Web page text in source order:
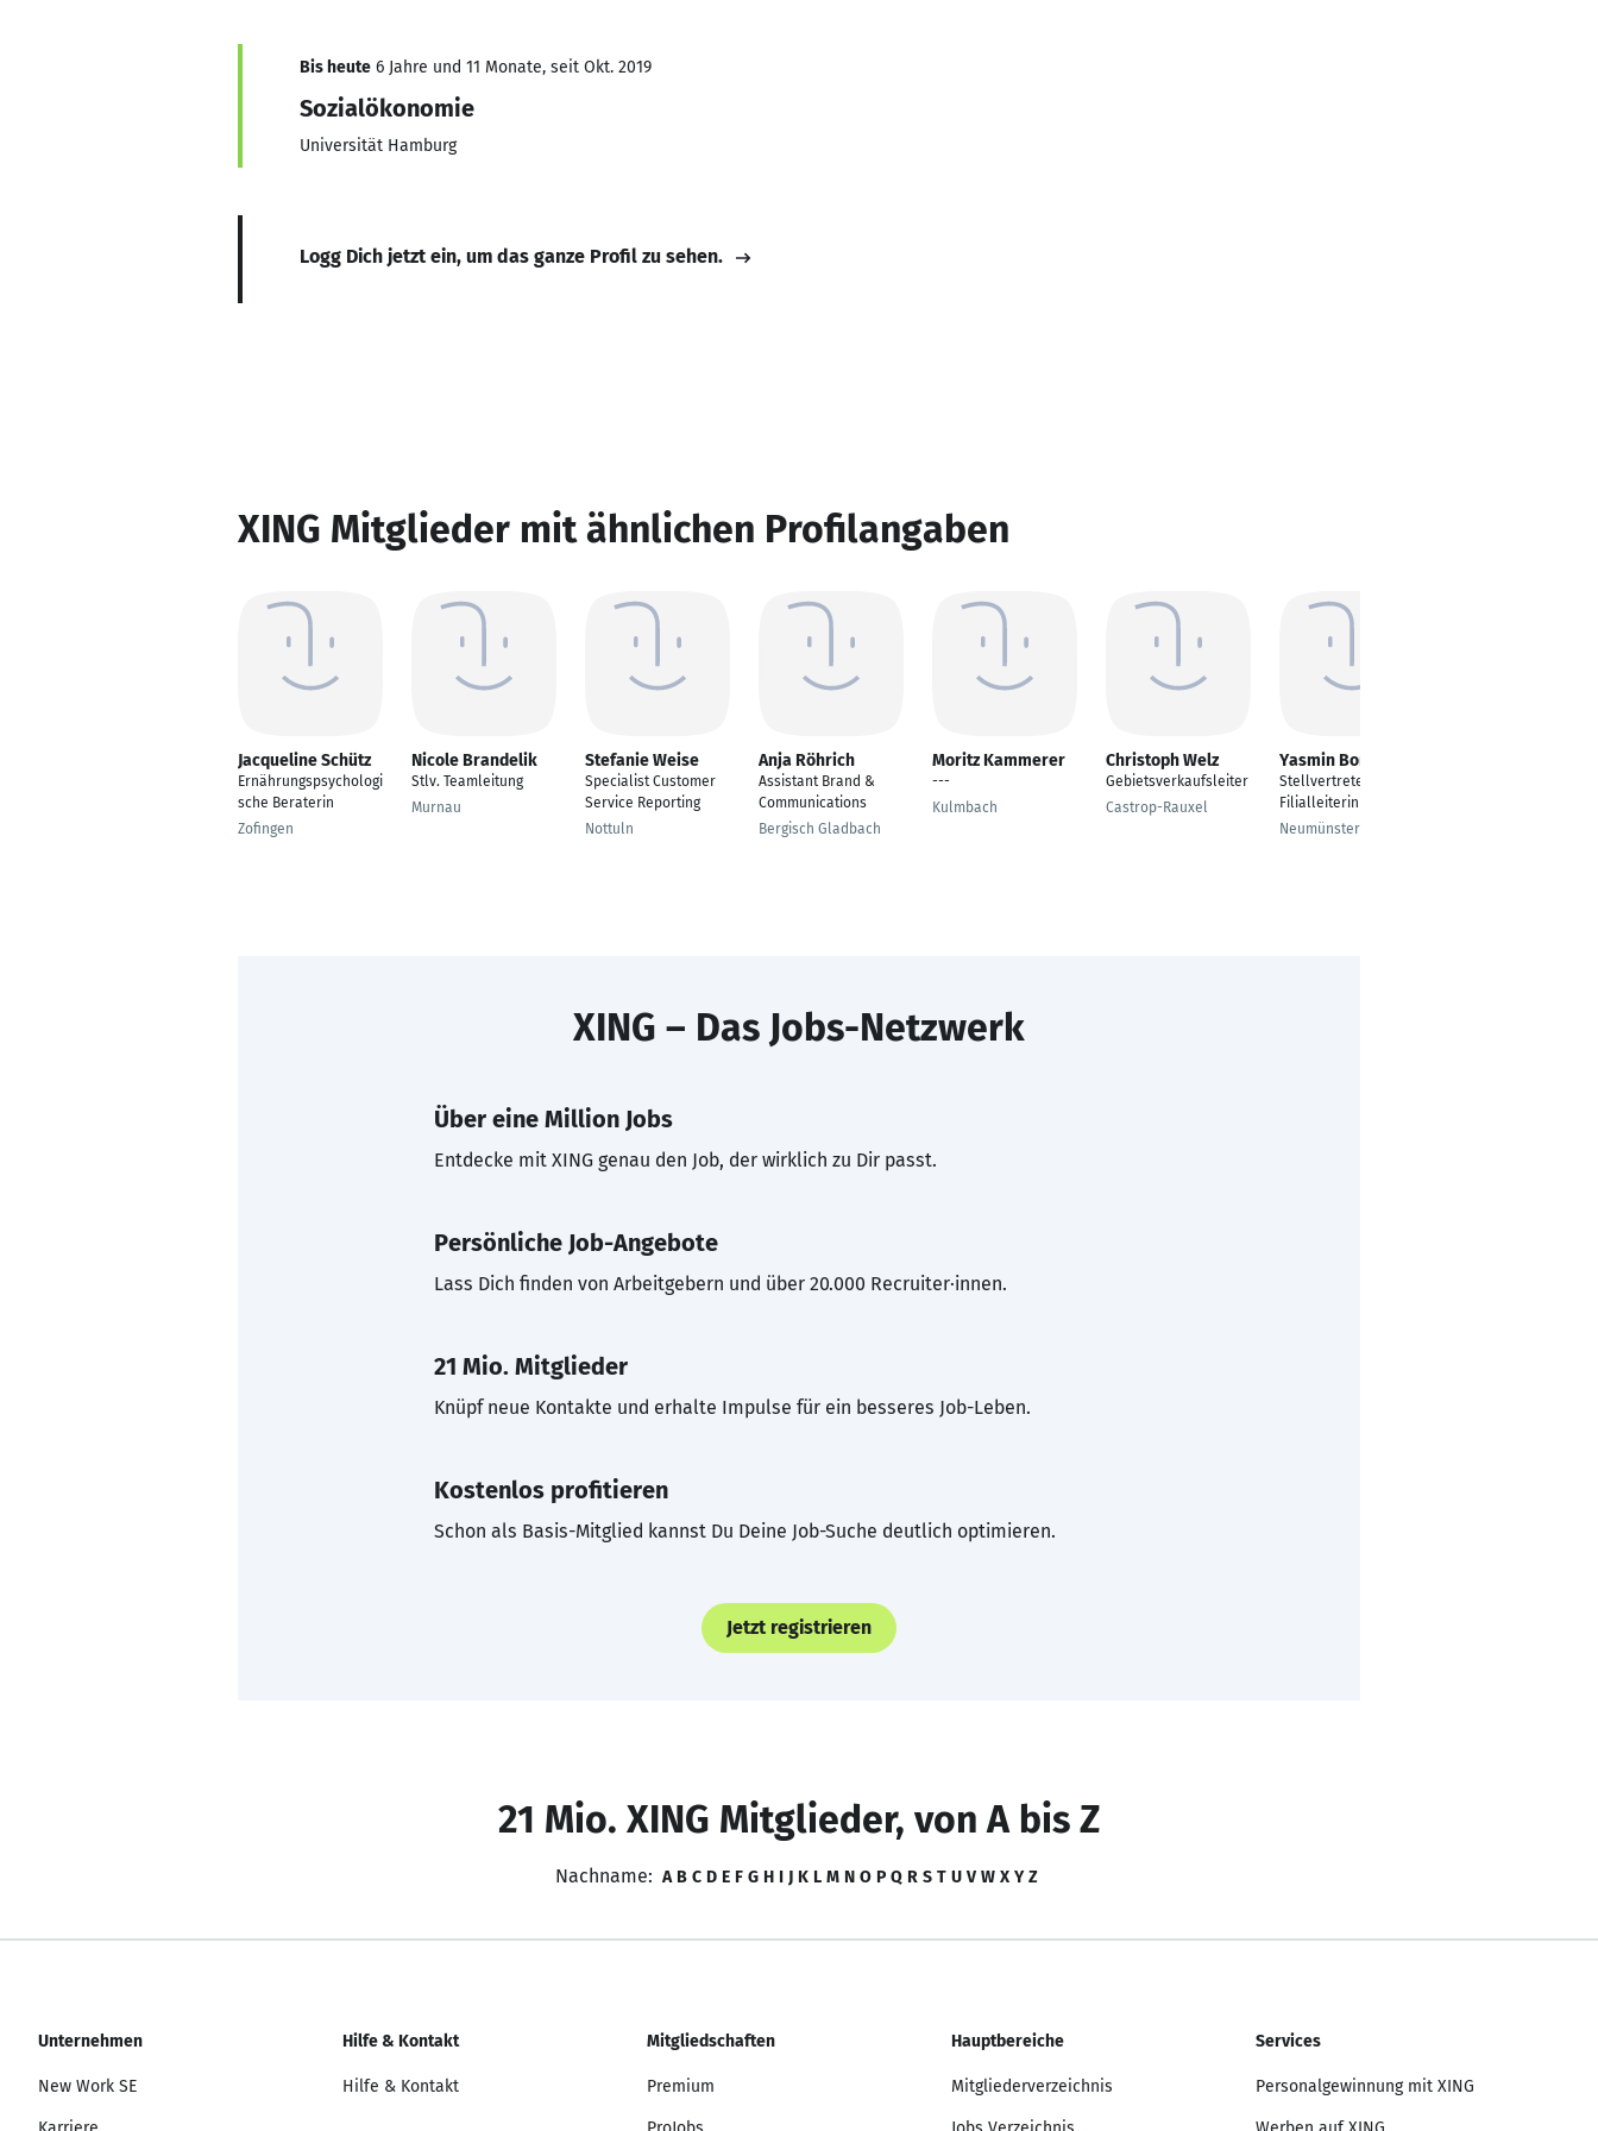
Bis heute 6 Jahre und 11 Monate, seit Okt. 2019
Sozialökonomie
Universität Hamburg
Logg Dich jetzt ein, um das ganze Profil zu sehen.
XING Mitglieder mit ähnlichen Profilangaben
Jacqueline Schütz
Ernährungspsychologi
sche Beraterin
Zofingen
Nicole Brandelik
Stlv. Teamleitung
Murnau
Stefanie Weise
Specialist Customer
Service Reporting
Nottuln
Anja Röhrich
Assistant Brand &
Communications
Bergisch Gladbach
Moritz Kammerer
---
Kulmbach
Christoph Welz
Gebietsverkaufsleiter
Castrop-Rauxel
Yasmin Borchardt
Stellvertretende
Filialleiterin
Neumünster
XING – Das Jobs-Netzwerk
Über eine Million Jobs
Entdecke mit XING genau den Job, der wirklich zu Dir passt.
Persönliche Job-Angebote
Lass Dich finden von Arbeitgebern und über 20.000 Recruiter·innen.
21 Mio. Mitglieder
Knüpf neue Kontakte und erhalte Impulse für ein besseres Job-Leben.
Kostenlos profitieren
Schon als Basis-Mitglied kannst Du Deine Job-Suche deutlich optimieren.
Jetzt registrieren
21 Mio. XING Mitglieder, von A bis Z
Nachname: A B C D E F G H I J K L M N O P Q R S T U V W X Y Z
Unternehmen
New Work SE
Hilfe & Kontakt
Hilfe & Kontakt
Mitgliedschaften
Premium
Hauptbereiche
Mitgliederverzeichnis
Services
Personalgewinnung mit XING